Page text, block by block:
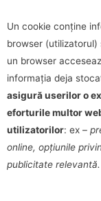
Un cookie conține
browser
un browser
informația deja
asigură userilor o
eforturile multor
utilizatorilor: ex –
online, opțiunile
publicitate relevantă.